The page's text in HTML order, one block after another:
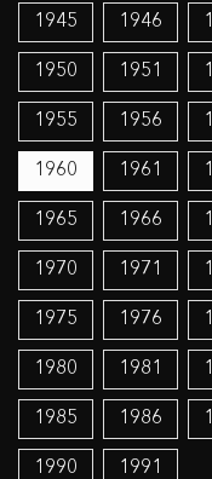
1945 1946
1950 1951
1955 1956
1960 1961
1965 1966
1970 1971
1975 1976
1980 1981
1985 1986
1990 1991